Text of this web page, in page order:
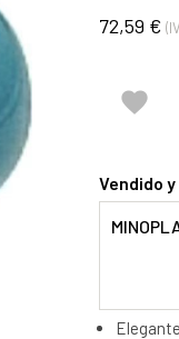
72,59 €

Vendido